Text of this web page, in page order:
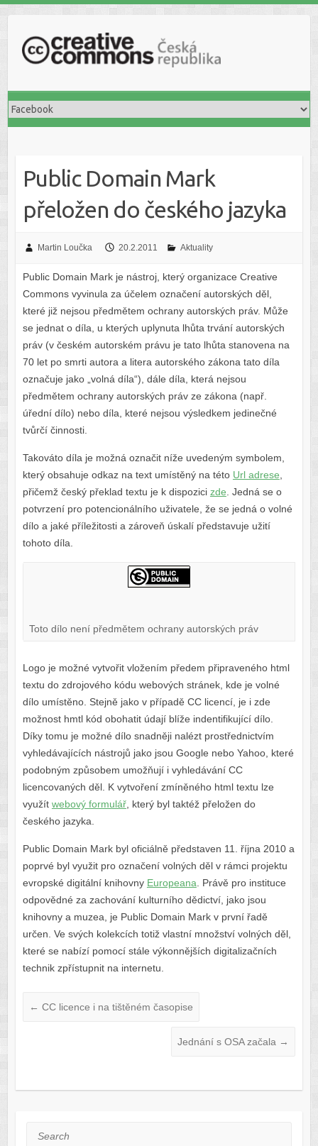
Public Domain Mark
přeložen do českého jazyka
Martin Loučka 20.2.2011 Aktuality
Public Domain Mark je nástroj, který organizace Creative
Commons vyvinula za účelem označení autorských děl,
které již nejsou předmětem ochrany autorských práv. Může
se jednat o díla, u kterých uplynuta lhůta trvání autorských
práv (v českém autorském právu je tato lhůta stanovena na
70 let po smrti autora a litera autorského zákona tato díla
označuje jako „volná díla“), dále díla, která nejsou
předmětem ochrany autorských práv ze zákona (např.
úřední dílo) nebo díla, které nejsou výsledkem jedinečné
tvůrčí činnosti.
Takováto díla je možná označit níže uvedeným symbolem,
který obsahuje odkaz na text umístěný na této Url adrese
přičemž český překlad textu je k dispozici zde . Jedná se o
potvrzení pro potencionálního uživatele, že se jedná o volné
dílo a jaké příležitosti a zároveň úskalí představuje užití
tohoto díla.
Toto dílo není předmětem ochrany autorských práv
Logo je možné vytvořit vložením předem připraveného html
textu do zdrojového kódu webových stránek, kde je volné
dílo umístěno. Stejně jako v případě CC licencí, je i zde
možnost hmtl kód obohatit údají blíže indentifikující dílo.
Díky tomu je možné dílo snadněji nalézt prostřednictvím
vyhledávajících nástrojů jako jsou Google nebo Yahoo, které
podobným způsobem umožňují i vyhledávání CC
licencovaných děl. K vytvoření zmíněného html textu lze
využít webový formulář, který byl taktéž přeložen do
českého jazyka.
Public Domain Mark byl oficiálně představen 11. října 2010 a
poprvé byl využit pro označení volných děl v rámci projektu
evropské digitální knihovny Europeana . Právě pro instituce
odpovědné za zachování kulturního dědictví, jako jsou
knihovny a muzea, je Public Domain Mark v první řadě
určen. Ve svých kolekcích totiž vlastní množství volných děl,
které se nabízí pomocí stále výkonnějších digitalizačních
technik zpřístupnit na internetu.
← CC licence i na tištěném časopise
Jednání s OSA začala →
Search